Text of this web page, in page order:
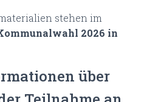
stehen im
2026 in
über